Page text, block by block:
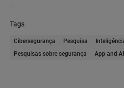
Tags
Cibersegurança Pesquisa
Pesquisas sobre segurança
App and